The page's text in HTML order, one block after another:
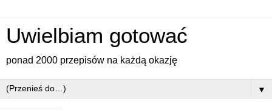
Uwielbiam gotować
ponad 2000 przepisów na każdą okazję
▼